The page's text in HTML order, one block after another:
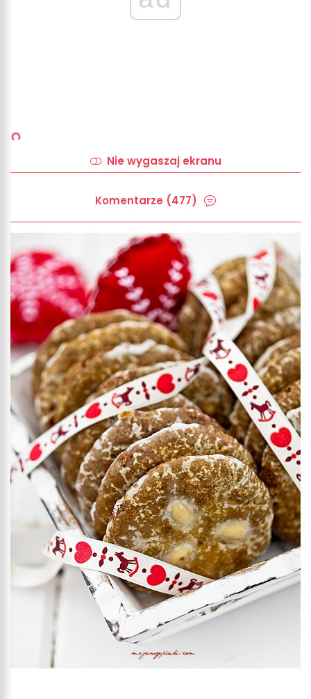
Nie wygaszaj ekranu
Komentarze (477)